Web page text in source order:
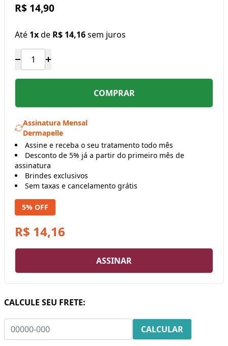
R$ 14,90
Até 1xde R$ 14,16sem juros
COMPRAR
Assinatura Mensal
Dermapelle
Assine e receba o seu tratamento todo mês
Desconto de 5% já a partir do primeiro mês de
assinatura
Brindes exclusivos
Sem taxas e cancelamento grátis
5% OFF
R$ 14,16
ASSINAR
CALCULE SEU FRETE: